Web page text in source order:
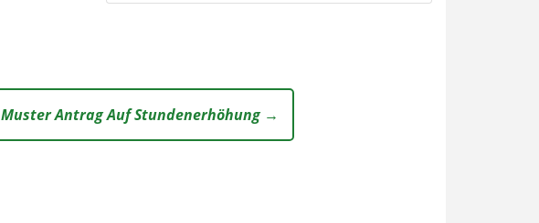
Muster Antrag Auf Stundenerhöhung →